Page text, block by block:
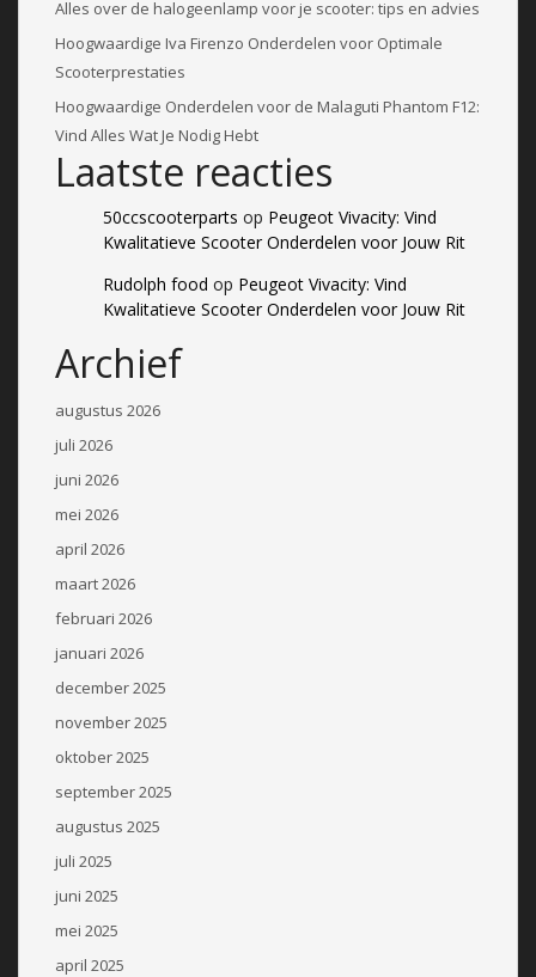
Alles over de halogeenlamp voor je scooter: tips en advies
Hoogwaardige Iva Firenzo Onderdelen voor Optimale
Scooterprestaties
Hoogwaardige Onderdelen voor de Malaguti Phantom F12:
Vind Alles Wat Je Nodig Hebt
Laatste reacties
50ccscooterparts op Peugeot Vivacity: Vind
Kwalitatieve Scooter Onderdelen voor Jouw Rit
Rudolph food op Peugeot Vivacity: Vind
Kwalitatieve Scooter Onderdelen voor Jouw Rit
Archief
augustus 2026
juli 2026
juni 2026
mei 2026
april 2026
maart 2026
februari 2026
januari 2026
december 2025
november 2025
oktober 2025
september 2025
augustus 2025
juli 2025
juni 2025
mei 2025
april 2025